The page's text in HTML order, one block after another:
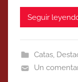
Seguir
Catas,
Un